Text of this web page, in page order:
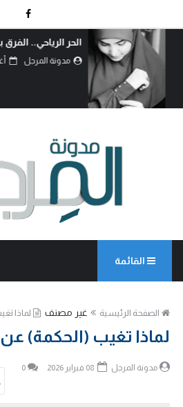
الحر الرياحي.. الفرق
مدونة المرجل أغسطس
القائمة
الصفحة الرئيسية غير مصنف لماذا
لماذا تغيب (الحكمة) عن
مدونة المرجل 0